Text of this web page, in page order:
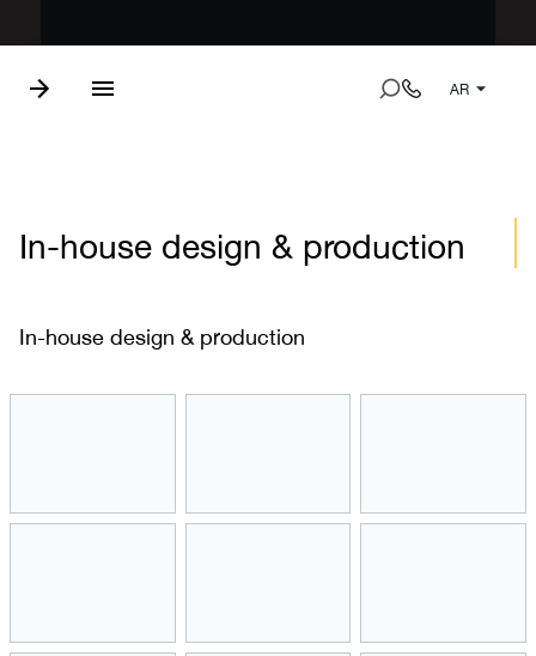
AR
In-house design & production
In-house design & production